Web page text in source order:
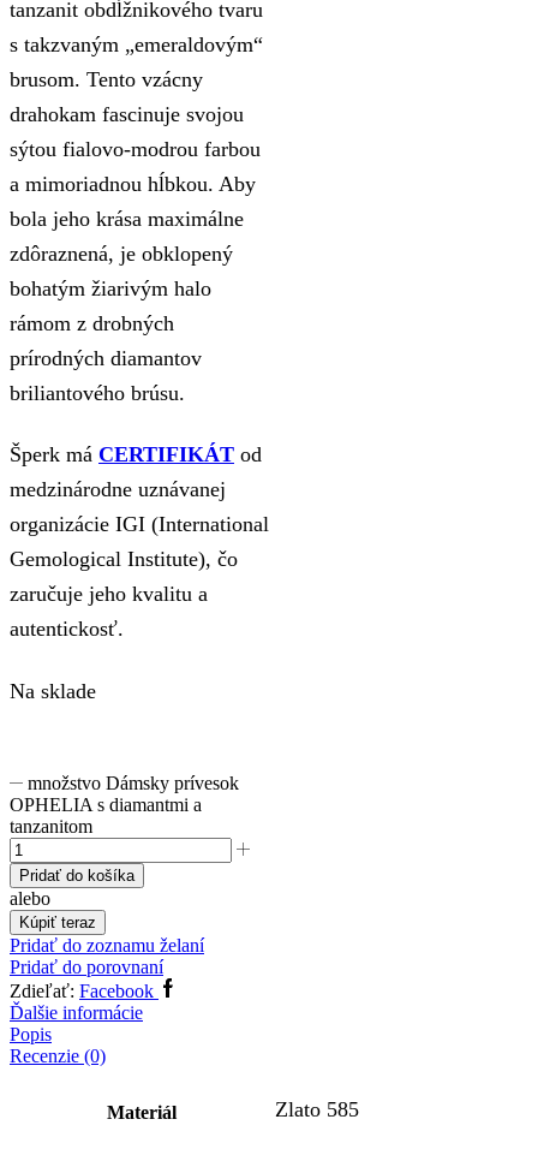
tanzanit obdĺžnikového tvaru
s takzvaným „emeraldovým“
brusom. Tento vzácny
drahokam fascinuje svojou
sýtou fialovo-modrou farbou
a mimoriadnou hĺbkou. Aby
bola jeho krása maximálne
zdôraznená, je obklopený
bohatým žiarivým halo
rámom z drobných
prírodných diamantov
briliantového brúsu.
Šperk má CERTIFIKÁT od
medzinárodne uznávanej
organizácie IGI (International
Gemological Institute), čo
zaručuje jeho kvalitu a
autentickosť.
Na sklade
množstvo Dámsky prívesok
OPHELIA s diamantmi a
tanzanitom
Pridať do košíka
alebo
Kúpiť teraz
Pridať do zoznamu želaní
Pridať do porovnaní
Zdieľať: Facebook
Ďalšie informácie
Popis
Recenzie (0)
Materiál Zlato 585